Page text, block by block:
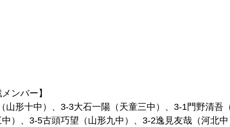
ンバー】
形十中）、3-3大石一陽（天童三中）、3-1門野清吾
）、3-5古頭巧望（山形九中）、3-2逸見友哉（河北